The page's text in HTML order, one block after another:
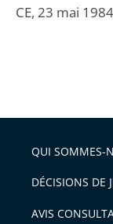
CE, 23 mai
QUI SOMMES-
DÉCISIONS DE
AVIS